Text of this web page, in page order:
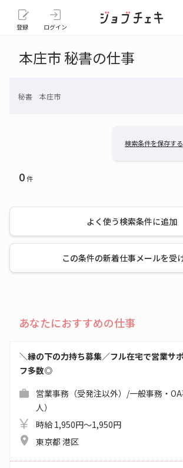
登録 ログイン
本庄市 秘書の仕事
秘書 本庄市
検索条件を保存する
0件
よく使う検索条件に追加
この条件の新着仕事メールを受
あなたにおすすめの仕事
＼縁の下の力持ち募集／フル在宅で営業サ
フ多数◎
営業事務（受発注以外）/一般事務・
人）
時給 1,950円～1,950円
東京都 港区